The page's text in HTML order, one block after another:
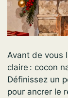
Avant de vous
claire : cocon
Définissez un
pour ancrer le